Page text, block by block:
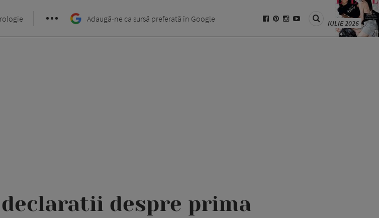
Adaugă-ne ca sursă preferată în Google IULIE 2026
despre prima